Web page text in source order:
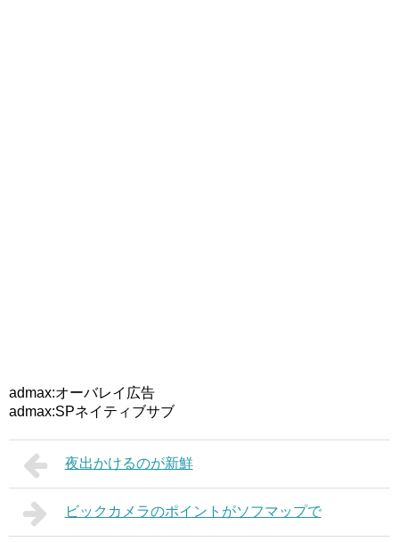
admax:オーバレイ広告
admax:SPネイティブサブ
夜出かけるのが新鮮
ビックカメラのポイントがソフマップで